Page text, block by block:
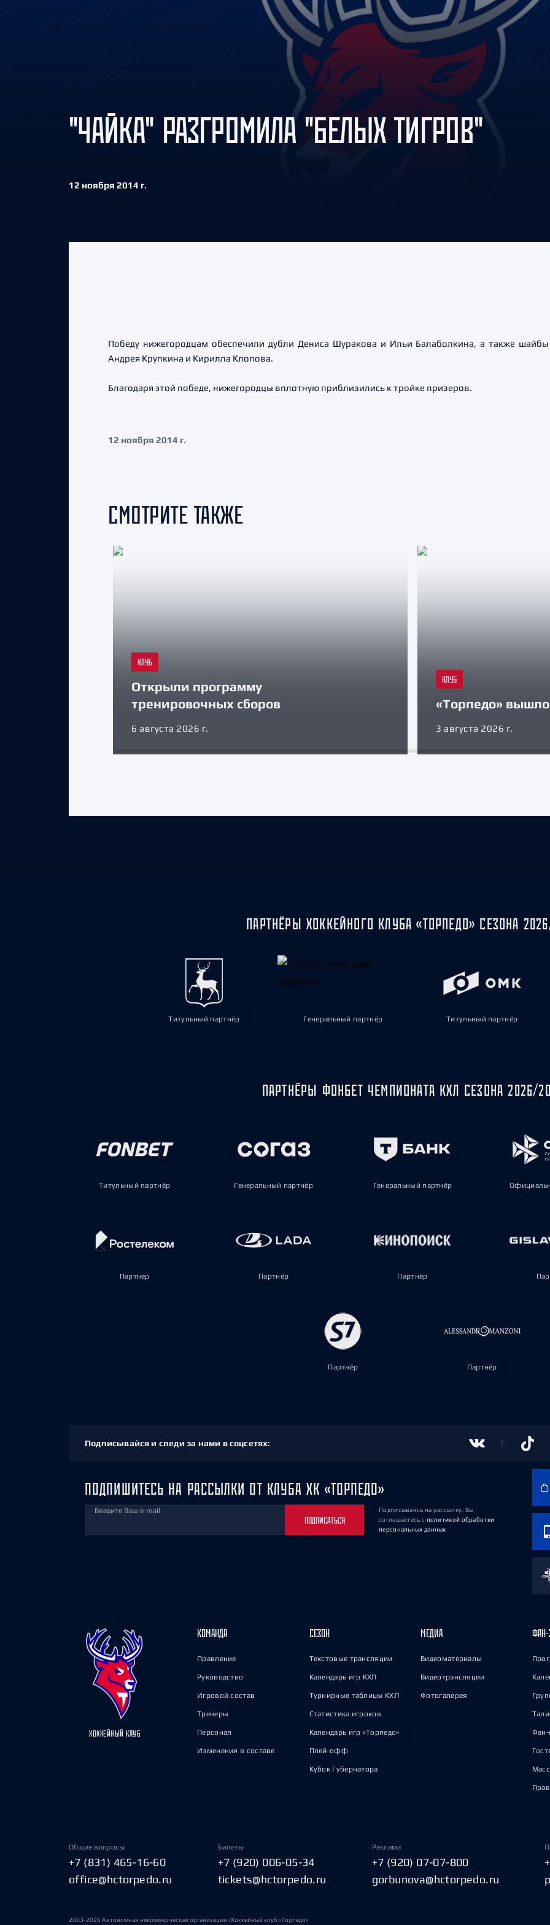
Амур
Барыс
Салават Юлаев
Сибирь
"ЧАЙКА" РАЗГРОМИЛА "БЕЛЫХ ТИГРОВ"
12 ноября 2014 г.
Победу нижегородцам обеспечили дубли Дениса Шуракова и Ильи Балаболкина, а также
Андрея Крупкина и Кирилла Клопова.
Благодаря этой победе, нижегородцы вплотную приблизились к тройке призеров.
12 ноября 2014 г.
СМОТРИТЕ ТАКЖЕ
КЛУБ
Открыли программу
тренировочных сборов
6 августа 2026 г.
КЛУБ
«Торпедо» вышло
3 августа 2026 г.
ПАРТНЁРЫ ХОККЕЙНОГО КЛУБА «ТОРПЕДО» СЕЗОНА
Титульный партнёр Генеральный партнёр Титульный партнёр
ПАРТНЁРЫ ФОНБЕТ ЧЕМПИОНАТА КХЛ СЕЗОНА 2026/
Титульный партнёр Генеральный партнёр Генеральный партнёр
Партнёр Партнёр Партнёр
Партнёр Партнёр
Подписывайся и следи за нами в соцсетях:
ПОДПИШИТЕСЬ НА РАССЫЛКИ ОТ КЛУБА ХК «ТОРПЕДО»
Введите Ваш e-mail
ПОДПИСАТЬСЯ
Подписываясь на рассылку, Вы
соглашаетесь с политикой обработки
персональных данных
ХОККЕЙНЫЙ КЛУБ
КОМАНДА
Правление
Руководство
Игровой состав
Тренеры
Персонал
Изменения в составе
СЕЗОН
Текстовые трансляции
Календарь игр КХЛ
Турнирные таблицы КХЛ
Статистика игроков
Календарь игр «Торпедо»
Плей-офф
Кубок Губернатора
МЕДИА
Видеоматериалы
Видеотрансляции
Фотогалерея
ФАН-
Фан-
Общие вопросы
+7 (831) 465-16-60
office@hctorpedo.ru
Билеты
+7 (920) 006-05-34
tickets@hctorpedo.ru
Реклама
+7 (920) 07-07-800
gorbunova@hctorpedo.ru
2003-2026 Автономная некоммерческая организация «Хоккейный клуб «Торпедо»